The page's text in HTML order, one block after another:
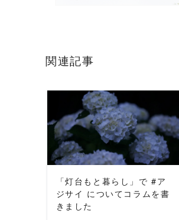
関連記事
READ MORE
「灯台もと暮らし」で #ア
ジサイ についてコラムを書
きました